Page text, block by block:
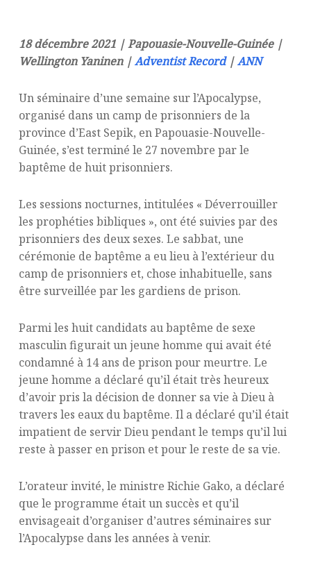
18 décembre 2021 | Papouasie-Nouvelle-Guinée |
Wellington Yaninen |Adventist Record|ANN
Un séminaire d’une semaine sur l’Apocalypse,
organisé dans un camp de prisonniers de la
province d’East Sepik, en Papouasie-Nouvelle-
Guinée, s’est terminé le 27 novembre par le
baptême de huit prisonniers.
Les sessions nocturnes, intitulées « Déverrouiller
les prophéties bibliques », ont été suivies par des
prisonniers des deux sexes. Le sabbat, une
cérémonie de baptême a eu lieu à l’extérieur du
camp de prisonniers et, chose inhabituelle, sans
être surveillée par les gardiens de prison.
Parmi les huit candidats au baptême de sexe
masculin figurait un jeune homme qui avait été
condamné à 14 ans de prison pour meurtre. Le
jeune homme a déclaré qu’il était très heureux
d’avoir pris la décision de donner sa vie à Dieu à
travers les eaux du baptême. Il a déclaré qu’il était
impatient de servir Dieu pendant le temps qu’il lui
reste à passer en prison et pour le reste de sa vie.
L’orateur invité, le ministre Richie Gako, a déclaré
que le programme était un succès et qu’il
envisageait d’organiser d’autres séminaires sur
l’Apocalypse dans les années à venir.